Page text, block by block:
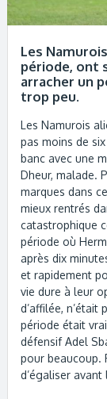
Les
période, ont
arracher un
trop peu.
Les Namurois
pas moins de
banc avec une
Dheur, malade.
marques dans
mieux rentrés
catastrophique
période où
après dix
et rapidement
vie dure à leur
d’affilée, n’était
période était
défensif Adel
pour beaucoup.
d’égaliser